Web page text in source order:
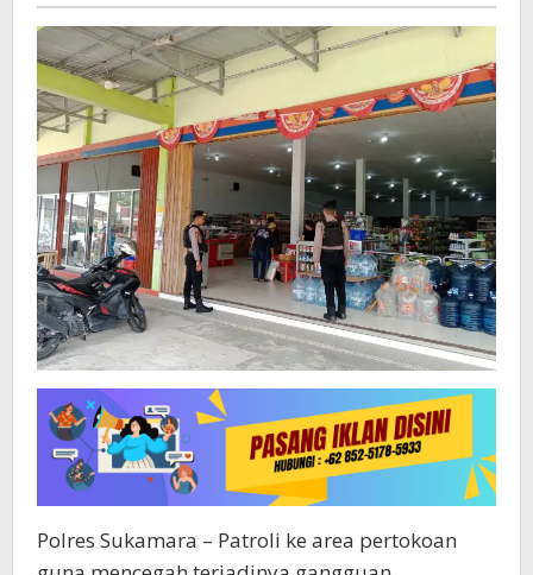
Nyaman
Kepada
Masyarakat
Sekitar
Polres Sukamara – Patroli ke area pertokoan